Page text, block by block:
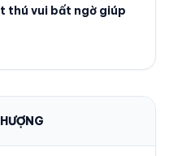
thú vui bất ngờ giúp